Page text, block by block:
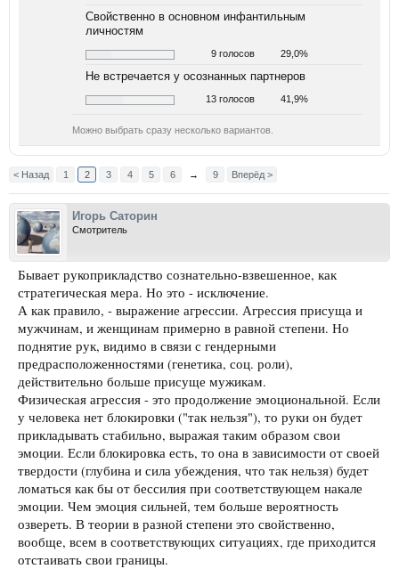
Свойственно в основном инфантильным
личностям
9 голосов 29,0%
Не встречается у осознанных партнеров
13 голосов 41,9%
Можно выбрать сразу несколько вариантов.
< Назад 1 2 3 4 5 6 → 9 Вперёд >
Игорь Саторин
Смотритель
Бывает рукоприкладство сознательно-взвешенное, как
стратегическая мера. Но это - исключение.
А как правило, - выражение агрессии. Агрессия присуща и
мужчинам, и женщинам примерно в равной степени. Но
поднятие рук, видимо в связи с гендерными
предрасположенностями (генетика, соц. роли),
действительно больше присуще мужикам.
Физическая агрессия - это продолжение эмоциональной. Если
у человека нет блокировки ("так нельзя"), то руки он будет
прикладывать стабильно, выражая таким образом свои
эмоции. Если блокировка есть, то она в зависимости от своей
твердости (глубина и сила убеждения, что так нельзя) будет
ломаться как бы от бессилия при соответствующем накале
эмоции. Чем эмоция сильней, тем больше вероятность
озвереть. В теории в разной степени это свойственно,
вообще, всем в соответствующих ситуациях, где приходится
отстаивать свои границы.